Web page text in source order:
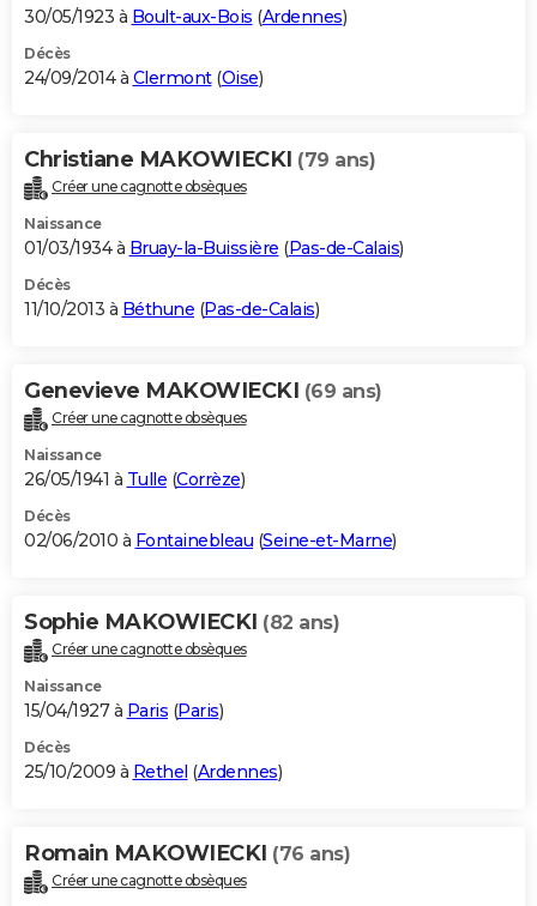
30/05/1923 à Boult-aux-Bois (Ardennes)
Décès
24/09/2014 à Clermont(Oise)
Christiane MAKOWIECKI (79 ans)
Créer une cagnotte obsèques
Naissance
01/03/1934 à Bruay-la-Buissière (Pas-de-Calais)
Décès
11/10/2013 à Béthune (Pas-de-Calais)
Genevieve MAKOWIECKI (69 ans)
Créer une cagnotte obsèques
Naissance
26/05/1941 à Tulle (Corrèze)
Décès
02/06/2010 à Fontainebleau (Seine-et-Marne)
Sophie MAKOWIECKI (82 ans)
Créer une cagnotte obsèques
Naissance
15/04/1927 à Paris (Paris)
Décès
25/10/2009 à Rethel (Ardennes)
Romain MAKOWIECKI (76 ans)
Créer une cagnotte obsèques